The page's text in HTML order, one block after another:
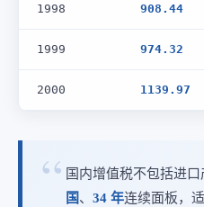
1998 908.44
1999 974.32
2000 1139.97
国内增值税不包括进
国、 34 年连续面板，